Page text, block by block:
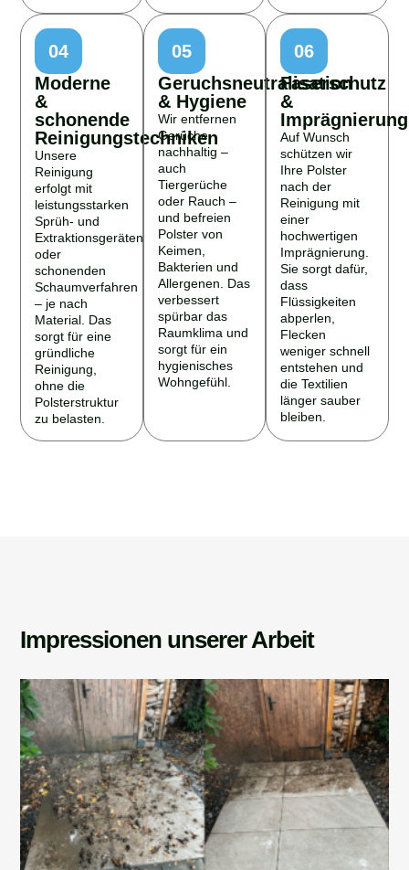
04
Moderne
&
schonende
Reinigungstechniken
Unsere
Reinigung
erfolgt mit
leistungsstarken
Sprüh- und
Extraktionsgeräten
oder
schonenden
Schaumverfahren
– je nach
Material. Das
sorgt für eine
gründliche
Reinigung,
ohne die
Polsterstruktur
zu belasten.
05
Geruchsneutralisation
& Hygiene
Wir entfernen
Gerüche
nachhaltig –
auch
Tiergerüche
oder Rauch –
und befreien
Polster von
Keimen,
Bakterien und
Allergenen. Das
verbessert
spürbar das
Raumklima und
sorgt für ein
hygienisches
Wohngefühl.
06
Faserschutz
&
Imprägnierung
Auf Wunsch
schützen wir
Ihre Polster
nach der
Reinigung mit
einer
hochwertigen
Imprägnierung.
Sie sorgt dafür,
dass
Flüssigkeiten
abperlen,
Flecken
weniger schnell
entstehen und
die Textilien
länger sauber
bleiben.
Impressionen unserer Arbeit